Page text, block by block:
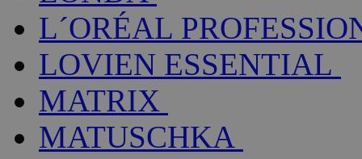
L´ORÉAL
LOVIEN ESSENTIAL
MATRIX
MATUSCHKA